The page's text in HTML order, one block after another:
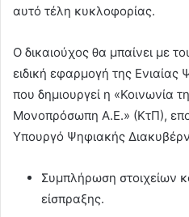
αυτό τέλη κυκλοφορίας.
Ο δικαιούχος θα μπαίνει με
ειδική εφαρμογή της
που δημιουργεί η «Κοινωνία
Μονοπρόσωπη Α.Ε.» (ΚτΠ),
Υπουργό Ψηφιακής
Συμπλήρωση στοιχείων
είσπραξης.